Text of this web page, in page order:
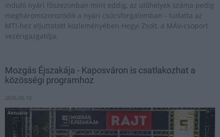
induló nyári főszezonban mint eddig, az ülőhelyek száma pedig
megháromszorozódik a nyári csúcsforgalomban - tudatta az
MTI-hez eljuttatott közleményében Hegyi Zsolt, a MÁV-csoport
vezérigazgatója.
Mozgás Éjszakája - Kaposváron is csatlakozhat a
közösségi programhoz
2026.06.10
Aktuális